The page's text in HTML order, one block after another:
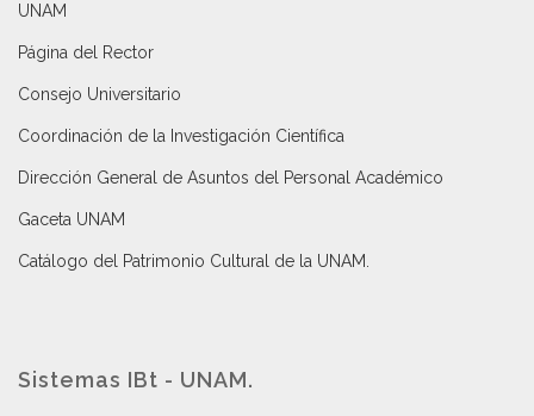
UNAM
Página del Rector
Consejo Universitario
Coordinación de la Investigación Científica
Dirección General de Asuntos del Personal Académico
Gaceta UNAM
Catálogo del Patrimonio Cultural de la UNAM.
Sistemas IBt - UNAM.